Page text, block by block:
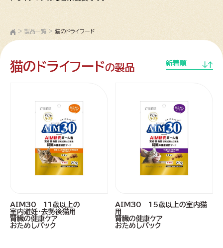
> 製品一覧 >猫のドライフード
猫のドライフードの製品 新着順
AIM30 11歳以上の
室内避妊・去勢後猫用
腎臓の健康ケア
おためしパック
AIM30 15歳以上の室内猫
用
腎臓の健康ケア
おためしパック